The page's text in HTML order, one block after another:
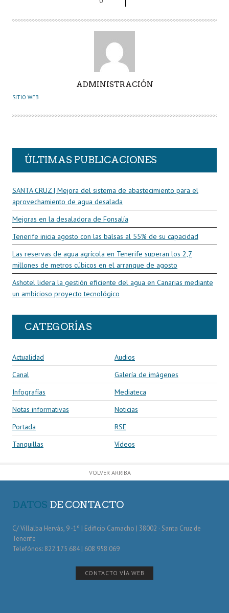
U
O
ADMINISTRACIÓN
SITIO WEB
ÚLTIMAS PUBLICACIONES
SANTA CRUZ | Mejora del sistema de abastecimiento para el
aprovechamiento de agua desalada
Mejoras en la desaladora de Fonsalía
Tenerife inicia agosto con las balsas al 55% de su capacidad
Las reservas de agua agrícola en Tenerife superan los 2,7
millones de metros cúbicos en el arranque de agosto
Ashotel lidera la gestión eficiente del agua en Canarias mediante
un ambicioso proyecto tecnológico
CATEGORÍAS
Actualidad
Audios
Canal
Galería de imágenes
Infografías
Mediateca
Notas informativas
Noticias
Portada
RSE
Tanquillas
Vídeos
VOLVER ARRIBA
DATOS DE CONTACTO
C/ Villalba Hervás, 9 -1º | Edificio Camacho | 38002 · Santa Cruz de
Tenerife
Telefónos: 822 175 684 | 608 958 069
CONTACTO VÍA WEB